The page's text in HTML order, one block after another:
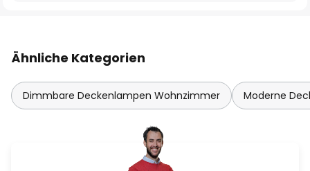
Ähnliche Kategorien
Dimmbare Deckenlampen Wohnzimmer Moderne